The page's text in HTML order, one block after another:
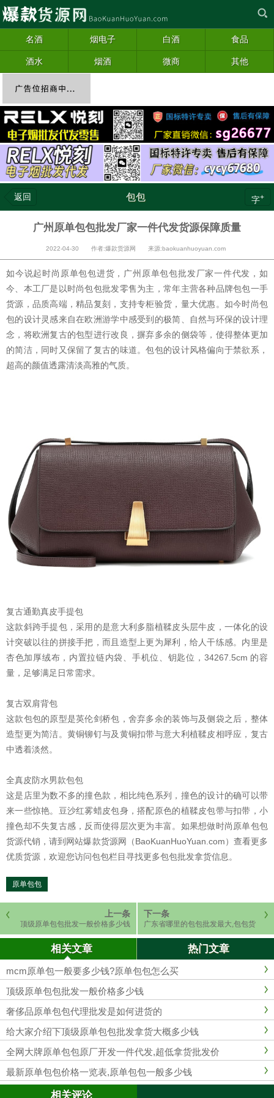
名酒 烟电子 白酒 食品
酒水 烟酒 微商 其他
返回 包包 字+
广州原单包包批发厂家一件代发货源保障质量
2022-04-30 作者:爆款货源网 来源:baokuanhuoyuan.com
如今说起时尚原单包包进货，广州原单包包批发厂家一件代发，如
今、本工厂是以时尚包包批发零售为主，常年主营各种品牌包包一手
货源，品质高端，精品复刻，支持专柜验货，量大优惠。如今时尚包
包的设计灵感来自在欧洲游学中感受到的极简、自然与环保的设计理
念，将欧洲复古的包型进行改良，摒弃多余的侧袋等，使得整体更加
的简洁，同时又保留了复古的味道。包包的设计风格偏向于禁欲系，
超高的颜值透露清淡高雅的气质。
复古通勤真皮手提包
这款斜跨手提包，采用的是意大利多脂植鞣皮头层牛皮，一体化的设
计突破以往的拼接手把，而且造型上更为犀利，给人干练感。内里是
杏色加厚绒布，内置拉链内袋、手机位、钥匙位，34267.5cm 的容
量，足够满足日常需求。
复古双肩背包
这款包包的原型是英伦剑桥包，舍弃多余的装饰与及侧袋之后，整体
造型更为简洁。黄铜铆钉与及黄铜扣带与意大利植鞣皮相呼应，复古
中透着淡然。
全真皮防水男款包包
这是店里为数不多的撞色款，相比纯色系列，撞色的设计的确可以带
来一些惊艳。豆沙红雾蜡皮包身，搭配原色的植鞣皮包带与扣带，小
撞色却不失复古感，反而使得层次更为丰富。如果想做时尚原单包包
货源代销，请到网站爆款货源网（BaoKuanHuoYuan.com）查看更多
优质货源，欢迎您访问包包栏目寻找更多包包批发拿货信息。
原单包包
上一条
顶级原单包包批发一般价格多少钱
下一条
广东省哪里的包包批发最大,包包货
源价低齐全
相关文章 热门文章
mcm原单包一般要多少钱?原单包包怎么买
顶级原单包包批发一般价格多少钱
奢侈品原单包包代理批发是如何进货的
给大家介绍下顶级原单包包批发拿货大概多少钱
全网大牌原单包包原厂开发一件代发,超低拿货批发价
最新原单包包价格一览表,原单包包一般多少钱
相关评论